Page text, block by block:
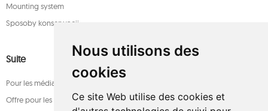
Nous utilisons des
cookies
Ce site Web utilise des cookies et
Mounting system
Sposoby konserwacji
Suite
Pour les médias
Offre pour les entreprises